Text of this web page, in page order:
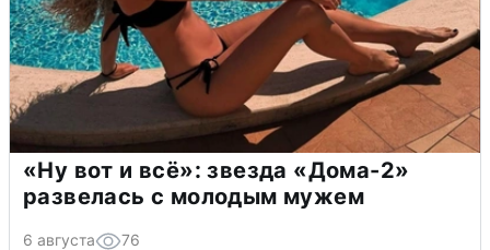
«Ну вот и всё»: звезда «Дома-2»
развелась с молодым мужем
6 августа 76